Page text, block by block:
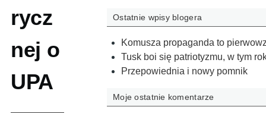
rycz
nej o
UPA
Ostatnie wpisy blogera
Komusza propaganda to
Tusk boi się patriotyzmu, w tym
Przepowiednia i nowy pomnik
Moje ostatnie komentarze